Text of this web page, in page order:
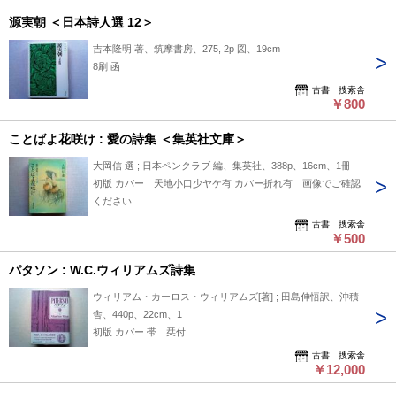
源実朝 ＜日本詩人選 12＞
吉本隆明 著、筑摩書房、275, 2p 図、19cm
8刷 函
古書 捜索舎
￥800
ことばよ花咲け : 愛の詩集 ＜集英社文庫＞
大岡信 選 ; 日本ペンクラブ 編、集英社、388p、16cm、1冊
初版 カバー 天地小口少ヤケ有 カバー折れ有 画像でご確認
ください
古書 捜索舎
￥500
パタソン : W.C.ウィリアムズ詩集
ウィリアム・カーロス・ウィリアムズ[著] ; 田島伸悟訳、沖積
舎、440p、22cm、1
初版 カバー 帯 栞付
古書 捜索舎
￥12,000